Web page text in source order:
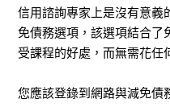
信用諮詢專家上是沒有意義
免債務選項，該選項結合了
受課程的好處，而無需花任
您應該登錄到網路與減免債